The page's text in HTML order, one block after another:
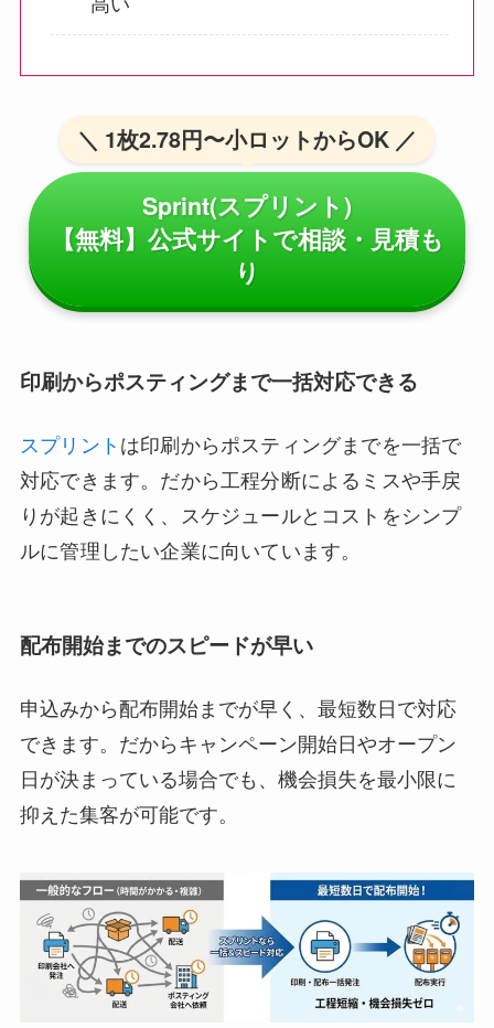
高い
＼ 1枚2.78円〜小ロットからOK ／
Sprint(スプリント)
【無料】公式サイトで相談・見積も
り
印刷からポスティングまで一括対応できる
スプリント は印刷からポスティングまでを一括で
対応できます。だから工程分断によるミスや手戻
りが起きにくく、スケジュールとコストをシンプ
ルに管理したい企業に向いています。
配布開始までのスピードが早い
申込みから配布開始までが早く、最短数日で対応
できます。だからキャンペーン開始日やオープン
日が決まっている場合でも、機会損失を最小限に
抑えた集客が可能です。